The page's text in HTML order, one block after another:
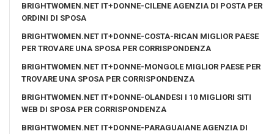
BRIGHTWOMEN.NET IT+DONNE-CILENE AGENZIA DI POSTA PER
ORDINI DI SPOSA
BRIGHTWOMEN.NET IT+DONNE-COSTA-RICAN MIGLIOR PAESE
PER TROVARE UNA SPOSA PER CORRISPONDENZA
BRIGHTWOMEN.NET IT+DONNE-MONGOLE MIGLIOR PAESE PER
TROVARE UNA SPOSA PER CORRISPONDENZA
BRIGHTWOMEN.NET IT+DONNE-OLANDESI I 10 MIGLIORI SITI
WEB DI SPOSA PER CORRISPONDENZA
BRIGHTWOMEN.NET IT+DONNE-PARAGUAIANE AGENZIA DI